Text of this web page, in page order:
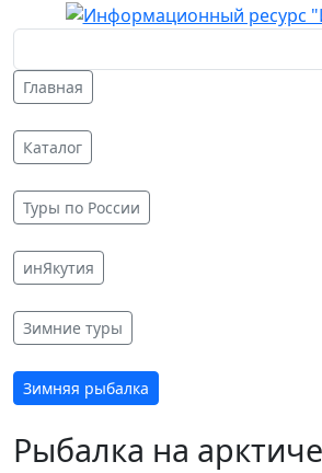
Главная
Каталог
Туры по России
инЯкутия
Зимние туры
Зимняя рыбалка
Рыбалка на